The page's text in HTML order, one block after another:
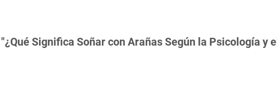
Significa Soñar con Arañas Según la Psicología y el